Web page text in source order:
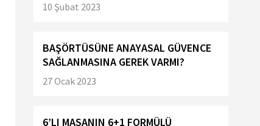
10 Şubat 2023
BAŞÖRTÜSÜNE ANAYASAL GÜVENCE
SAĞLANMASINA GEREK VARMI?
27 Ocak 2023
6’LI MASANIN 6+1 FORMÜLÜ